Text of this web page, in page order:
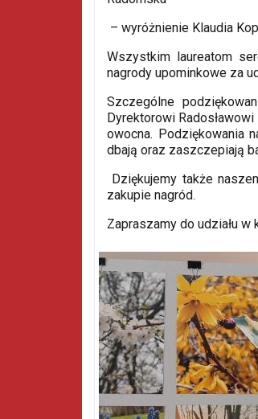
– wyróżnienie Klaudia
Wszystkim laureatom
nagrody upominkowe za
Szczególne
Dyrektorowi
owocna. Podziękowania
dbają oraz zaszczepiają
Dziękujemy także
zakupie nagród.
Zapraszamy do udziału